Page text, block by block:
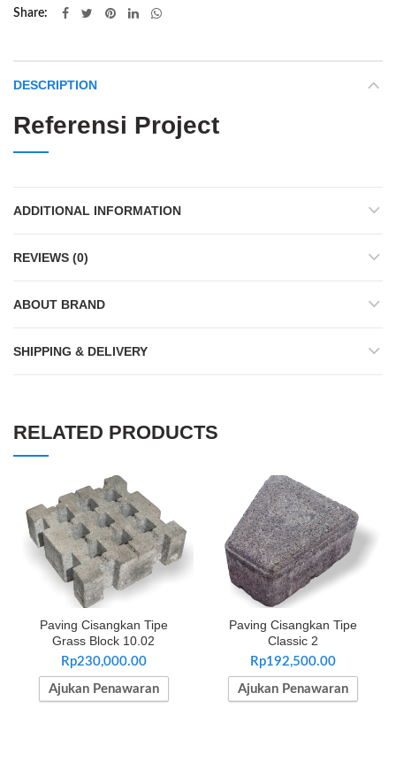
Share
DESCRIPTION
Referensi Project
ADDITIONAL INFORMATION
REVIEWS (0)
ABOUT BRAND
SHIPPING & DELIVERY
RELATED PRODUCTS
Paving Cisangkan Tipe
Grass Block 10.02
Rp230,000.00
Ajukan Penawaran
Paving Cisangkan Tipe
Classic 2
Rp192,500.00
Ajukan Penawaran